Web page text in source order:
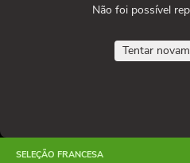
Não foi possível
Tentar
SELEÇÃO FRANCESA